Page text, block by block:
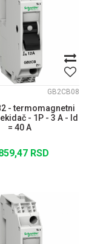
GB2CB08
- termomagnetni
- 1P - 3 A - Id
= 40 A
RSD